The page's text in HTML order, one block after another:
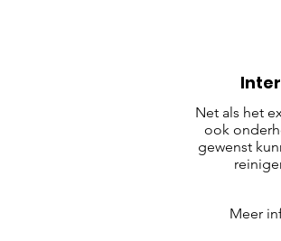
Net als het
ook
gewenst
Meer